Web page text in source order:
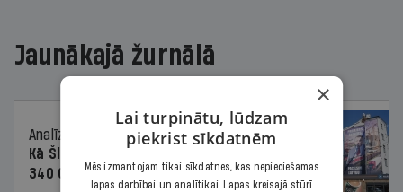
Jaunākajā žurnālā
Analīze
06.08.2026.
Kā Šlesera partija palika nesodīta par
340 000 vērtu reklāmas kampaņu
×
Lai turpinātu, lūdzam
piekrist sīkdatnēm
Mēs izmantojam tikai sīkdatnes, kas nepieciešamas
lapas darbībai un analītikai. Lapas kreisajā stūrī